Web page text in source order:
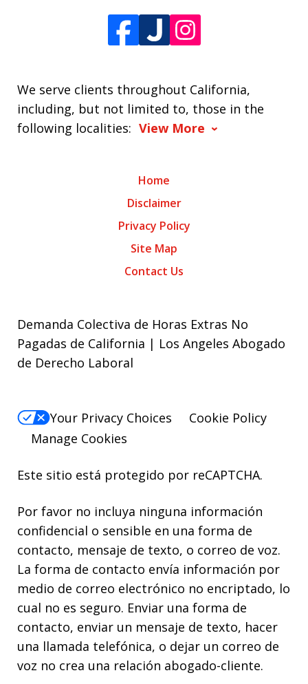
We serve clients throughout California,
including, but not limited to, those in the
following localities: View More
Home
Disclaimer
Privacy Policy
Site Map
Contact Us
Demanda Colectiva de Horas Extras No
Pagadas de California | Los Angeles Abogado
de Derecho Laboral
Your Privacy Choices
Cookie Policy
Manage Cookies
Este sitio está protegido por reCAPTCHA.
Por favor no incluya ninguna información
confidencial o sensible en una forma de
contacto, mensaje de texto, o correo de voz.
La forma de contacto envía información por
medio de correo electrónico no encriptado, lo
cual no es seguro. Enviar una forma de
contacto, enviar un mensaje de texto, hacer
una llamada telefónica, o dejar un correo de
voz no crea una relación abogado-cliente.